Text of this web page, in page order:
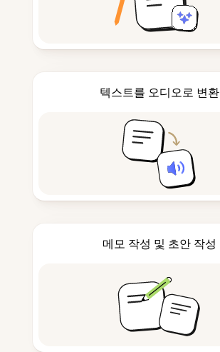
텍스트를 오디오로 변환
메모 작성 및 초안 작성